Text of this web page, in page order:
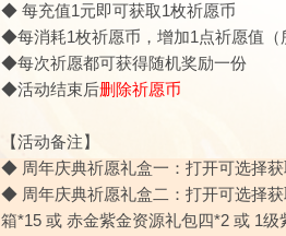
◆ 每充值1元即可获取1枚祈愿币
◆每消耗1枚祈愿币，增加1点祈愿值（
◆每次祈愿都可获得随机奖励一份
◆活动结束后删除祈愿币
【活动备注】
◆ 周年庆典祈愿礼盒一 ：打开可选择
◆ 周年庆典祈愿礼盒二 ：打开可选择获
箱*15 或 赤金紫金资源礼包四*2 或 1级